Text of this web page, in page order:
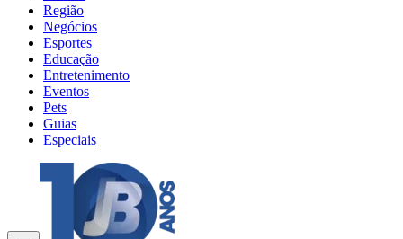
Região
Negócios
Esportes
Educação
Entretenimento
Eventos
Pets
Guias
Especiais
Explore Tudo
Últimas Notícias
Previsão do Tempo
Trânsito e Rotas